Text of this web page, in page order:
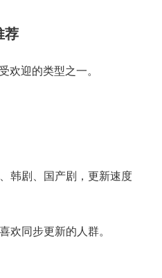
荐
迎的类型之一。
韩剧、国产剧，更新速度
欢同步更新的人群。